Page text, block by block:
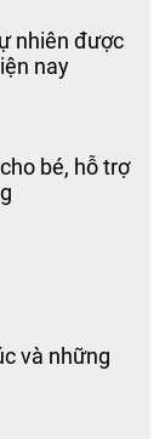
nhiên được
nay
bé, hỗ trợ
và những